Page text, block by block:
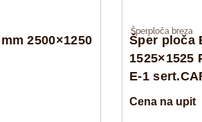
2500×1250
Šperploča breza
Šper ploča
1525×1525
E-1
Cena na upit